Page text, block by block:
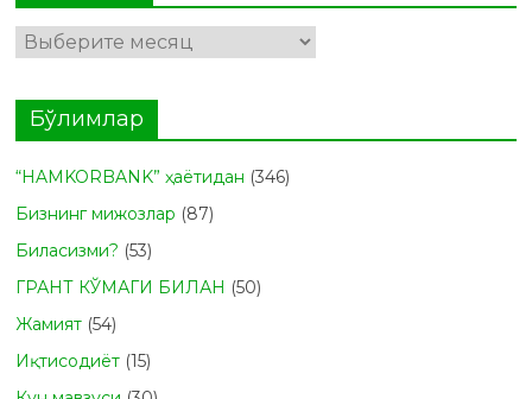
Архивлар
Бўлимлар
“HAMKORBANK” ҳаётидан (346)
Бизнинг мижозлар (87)
Биласизми? (53)
ГРАНТ КЎМАГИ БИЛАН (50)
Жамият (54)
Иқтисодиёт (15)